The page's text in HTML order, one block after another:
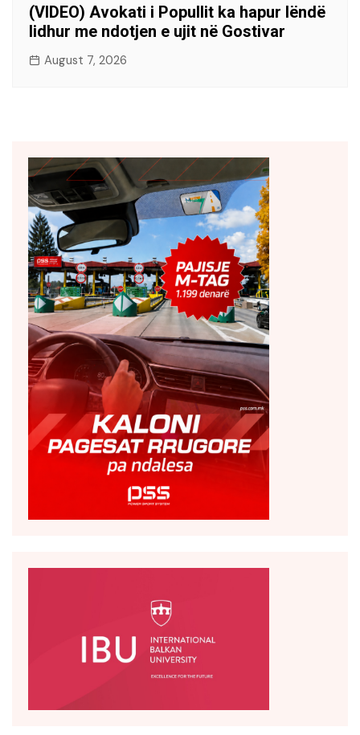
(VIDEO) Avokati i Popullit ka hapur lëndë
lidhur me ndotjen e ujit në Gostivar
August 7, 2026